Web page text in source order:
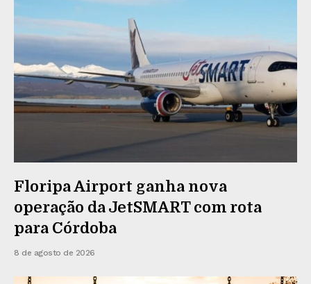
Floripa Airport ganha nova
operação da JetSMART com rota
para Córdoba
8 de agosto de 2026